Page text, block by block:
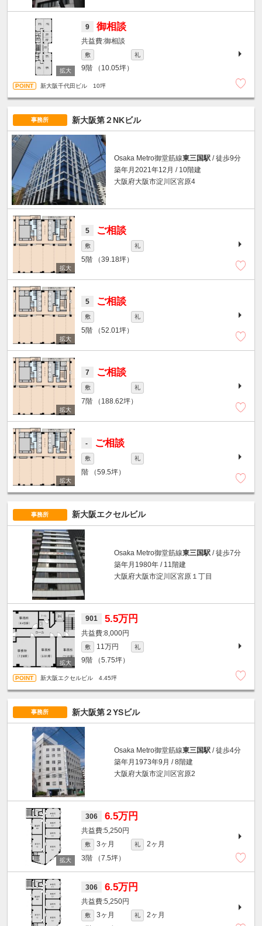
9 御相談
御相談
敷 礼
9階 （10.05坪）
新大阪千代田ビル 10坪
事務所 新大阪第２NKビル
Osaka Metro御堂筋線東三国駅 / 徒歩9分
築年月2021年12月 / 10階建
大阪府大阪市淀川区宮原4
5 ご相談
敷 礼
5階 （39.18坪）
5 ご相談
敷 礼
5階 （52.01坪）
7 ご相談
敷 礼
7階 （188.62坪）
- ご相談
敷 礼
階 （59.5坪）
事務所 新大阪エクセルビル
Osaka Metro御堂筋線東三国駅 / 徒歩7分
築年月1980年 / 11階建
大阪府大阪市淀川区宮原１丁目
901 5.5万円
8,000円
敷 11万円 礼
9階 （5.75坪）
新大阪エクセルビル 4.45坪
事務所 新大阪第２YSビル
Osaka Metro御堂筋線東三国駅 / 徒歩4分
築年月1973年9月 / 8階建
大阪府大阪市淀川区宮原2
306 6.5万円
5,250円
敷 3ヶ月 礼
2ヶ月
3階
（7.5坪）
306 6.5万円
5,250円
敷 3ヶ月 礼
2ヶ月